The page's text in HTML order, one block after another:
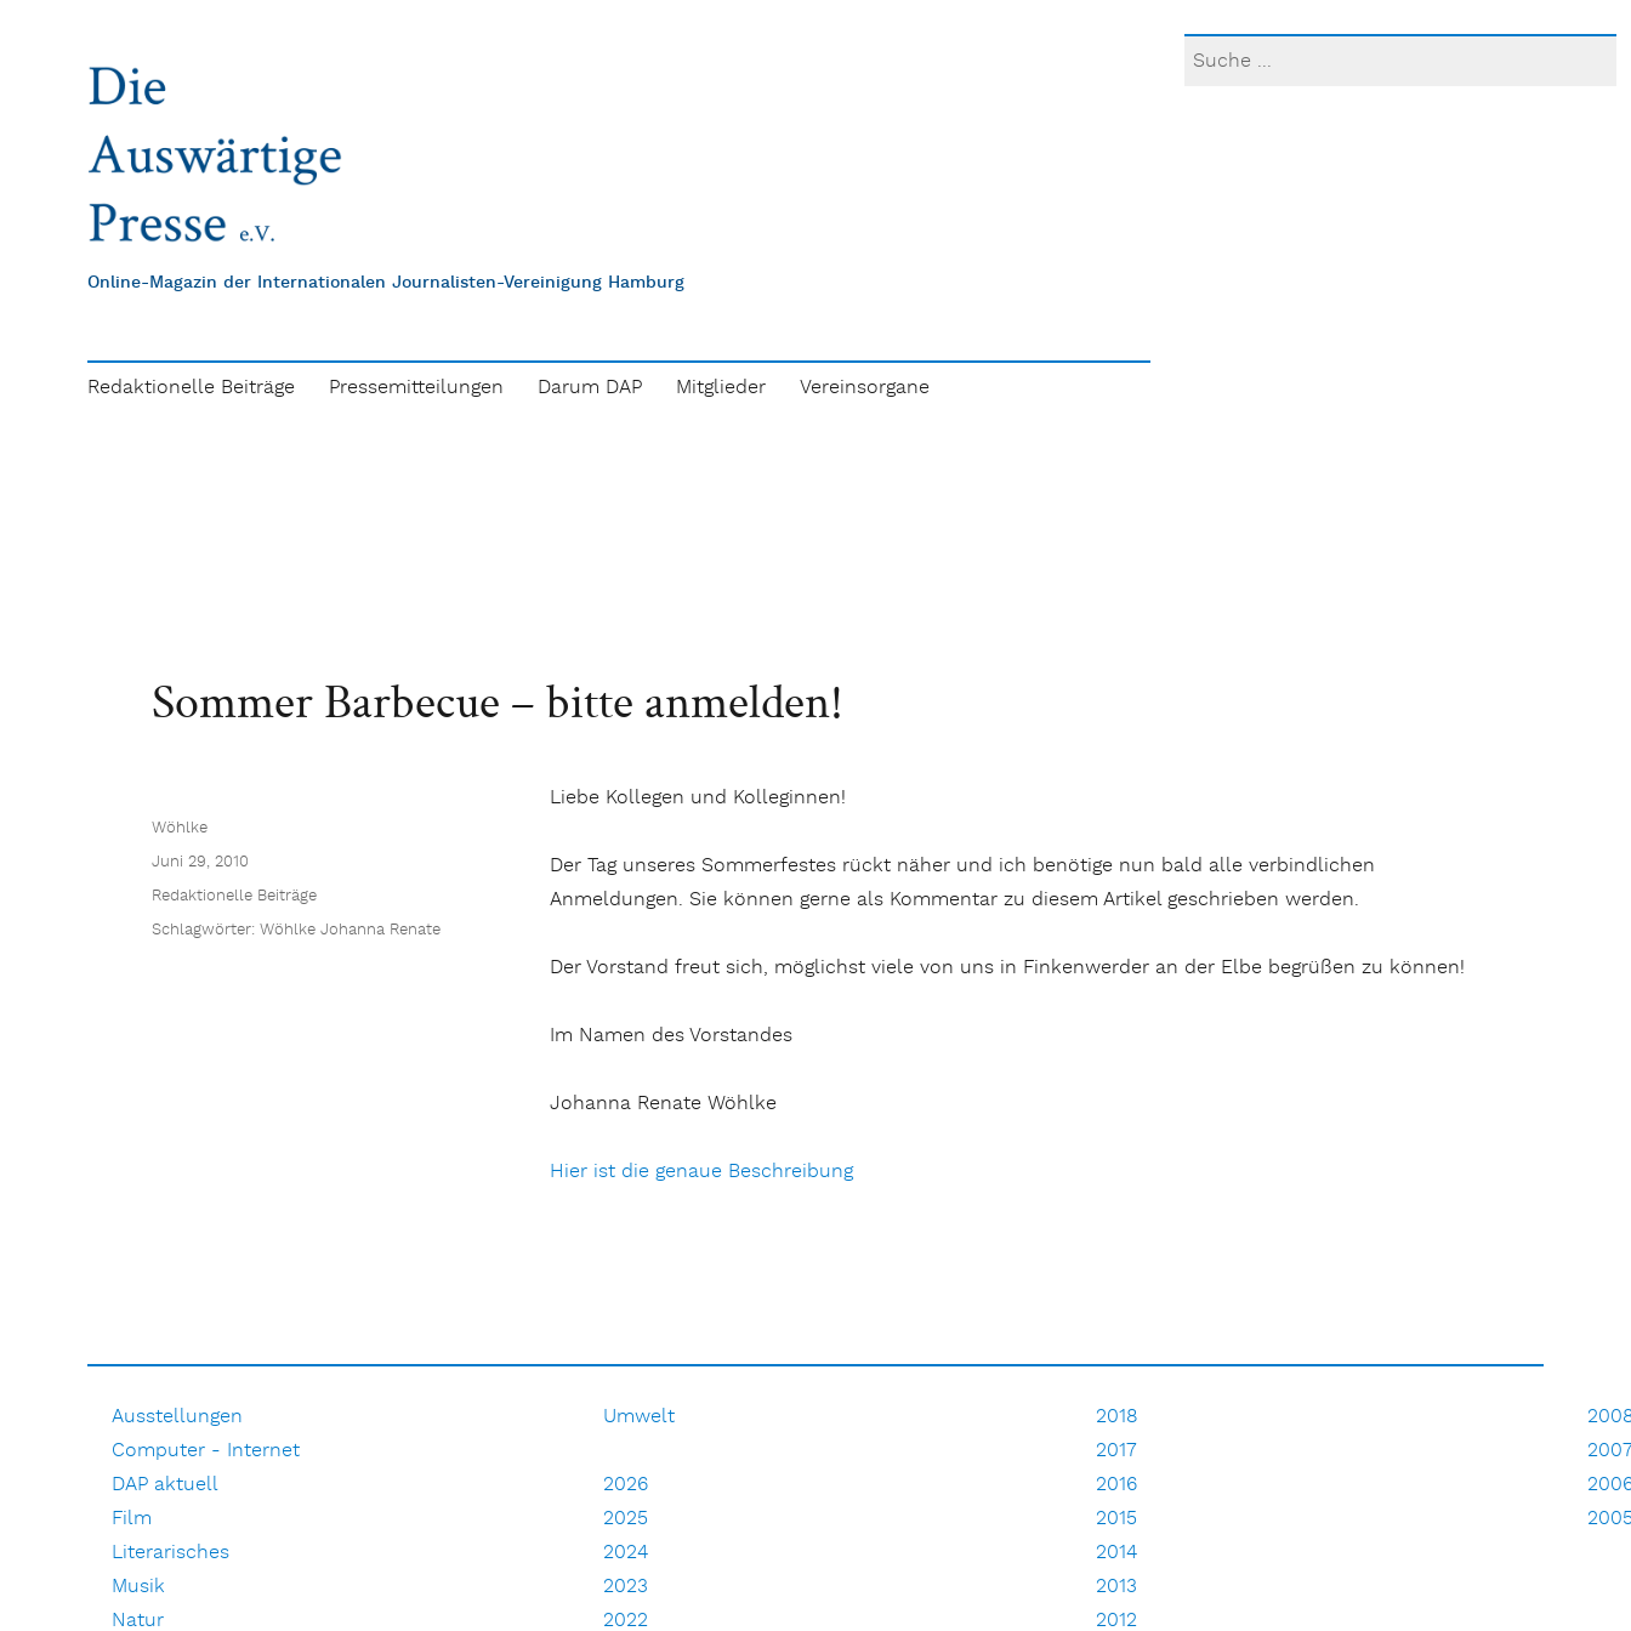
Online-Magazin der Internationalen Journalisten-Vereinigung Hamburg
Redaktionelle Beiträge Pressemitteilungen Darum DAP Mitglieder Vereinsorgane
Sommer Barbecue – bitte anmelden!
Liebe Kollegen und Kolleginnen!
Der Tag unseres Sommerfestes rückt näher und ich benötige nun bald alle verbindlichen
Anmeldungen. Sie können gerne als Kommentar zu diesem Artikel geschrieben werden.
Der Vorstand freut sich, möglichst viele von uns in Finkenwerder an der Elbe begrüßen zu können!
Im Namen des Vorstandes
Johanna Renate Wöhlke
Hier ist die genaue Beschreibung
Wöhlke
Juni 29, 2010
Redaktionelle Beiträge
Schlagwörter: Wöhlke Johanna Renate
Ausstellungen
Computer - Internet
DAP aktuell
Film
Literarisches
Musik
Natur
Umwelt
2026
2025
2024
2023
2022
2018
2017
2016
2015
2014
2013
2012